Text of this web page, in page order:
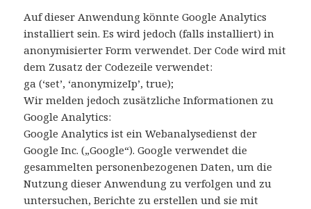
Auf dieser Anwendung könnte Google Analytics
installiert sein. Es wird jedoch (falls installiert) in
anonymisierter Form verwendet. Der Code wird mit
dem Zusatz der Codezeile verwendet:
ga (‘set’, ‘anonymizeIp’, true);
Wir melden jedoch zusätzliche Informationen zu
Google Analytics:
Google Analytics ist ein Webanalysedienst der
Google Inc. („Google“). Google verwendet die
gesammelten personenbezogenen Daten, um die
Nutzung dieser Anwendung zu verfolgen und zu
untersuchen, Berichte zu erstellen und sie mit